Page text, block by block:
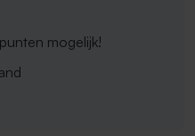
mogelijk!